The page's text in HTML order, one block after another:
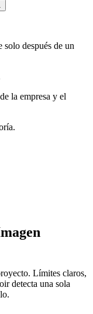
solo después de un
la empresa y el
Límites claros,
detecta una sola